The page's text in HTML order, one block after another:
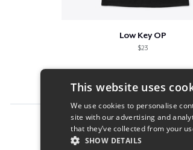
Low Key OP
$23
Report this product
This website uses
We use cookies to personalise
site with our advertising and
that they’ve collected from your
SHOW DETAILS